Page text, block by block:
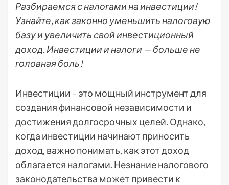
Разбираемся с налогами на инвестиции!
Узнайте, как законно уменьшить налоговую
базу и увеличить свой инвестиционный
доход. Инвестиции и налоги — больше не
головная боль!
Инвестиции – это мощный инструмент для
создания финансовой независимости и
достижения долгосрочных целей. Однако,
когда инвестиции начинают приносить
доход, важно понимать, как этот доход
облагается налогами. Незнание налогового
законодательства может привести к